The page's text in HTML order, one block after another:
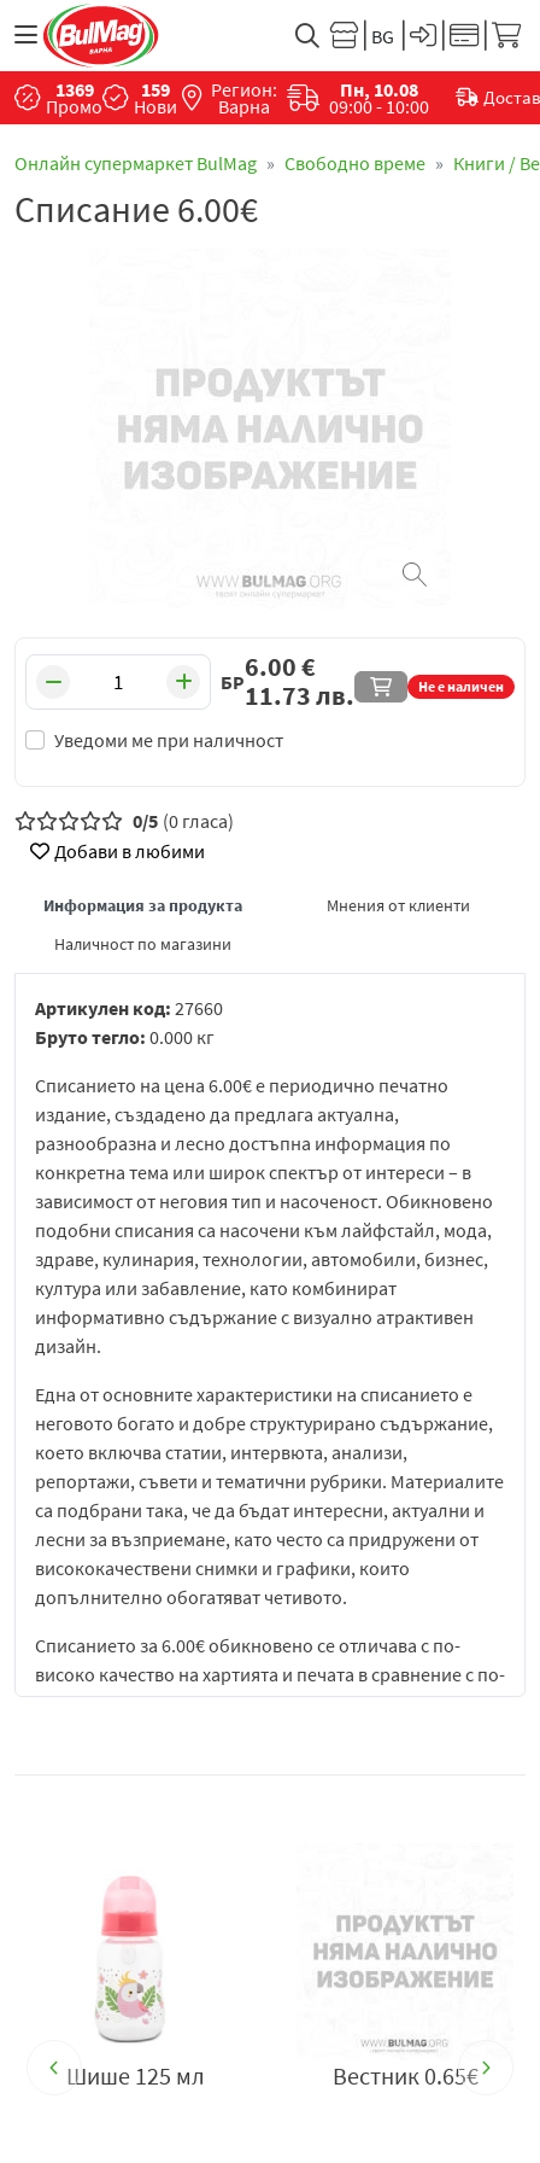
1369
Промо
159
Нови
Регион:
Варна
Пн, 10.08
09:00 - 10:00
Онлайн супермаркет BulMag Свободно време Книги /
Списание 6.00€
БР Не е наличен
Уведоми ме при наличност
6.00€
11.73лв.
0/5 (0 гласа)
Добави в любими
Информация за продукта
Мнения от клиенти
Наличност по магазини
Артикулен код: 27660
Бруто тегло: 0.000 кг
Списанието на цена 6.00€ е периодично печатно
издание, създадено да предлага актуална,
разнообразна и лесно достъпна информация по
конкретна тема или широк спектър от интереси – в
зависимост от неговия тип и насоченост. Обикновено
подобни списания са насочени към лайфстайл, мода,
здраве, кулинария, технологии, автомобили, бизнес,
култура или забавление, като комбинират
информативно съдържание с визуално атрактивен
дизайн.
Една от основните характеристики на списанието е
неговото богато и добре структурирано съдържание,
което включва статии, интервюта, анализи,
репортажи, съвети и тематични рубрики. Материалите
са подбрани така, че да бъдат интересни, актуални и
лесни за възприемане, като често са придружени от
висококачествени снимки и графики, които
допълнително обогатяват четивото.
Списанието за 6.00€ обикновено се отличава с по-
високо качество на хартията и печата в сравнение с по-
евтините издания, което подобрява визуалното
аудитория според темата – например хора с интерес
към мода, които търсят тенденции и стилови съвети,
или читатели, които искат да бъдат информирани за
новостите в дадена индустрия. Това го прави не само
източник на информация, но и средство за
вдъхновение и идеи.
Освен информативната си стойност, списанието често
Шише 125 мл Вестник 0.65€